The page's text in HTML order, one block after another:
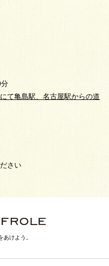
て亀島駅、名古屋駅からの道
さい
あけよう。